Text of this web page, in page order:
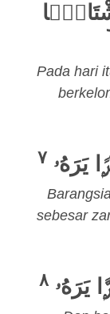
Pada hari
يَرَهُۥ ٧
sebesar
يَرَهُۥ ٨